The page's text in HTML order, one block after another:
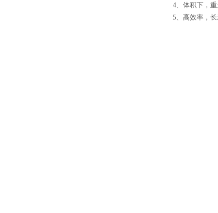
4、 体积下，
5、 高效率，